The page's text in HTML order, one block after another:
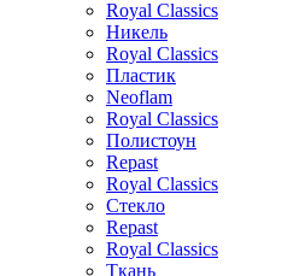
Royal Classics
Никель
Royal Classics
Пластик
Neoflam
Royal Classics
Полистоун
Repast
Royal Classics
Стекло
Repast
Royal Classics
Ткань